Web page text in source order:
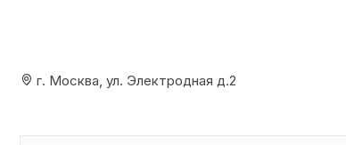
г. Москва, ул. Электродная д.2